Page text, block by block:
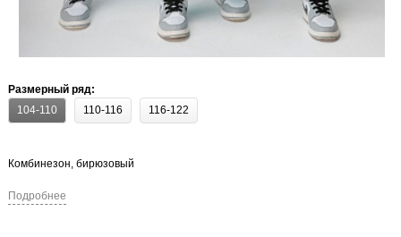
Размерный ряд:
104-110
110-116 116-122
Комбинезон, бирюзовый
Подробнее